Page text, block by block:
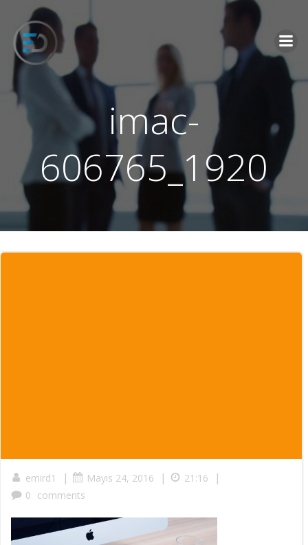
imac-
606765_1920
emird1 | Mayıs 24, 2016 | 21:16 |
0 comments